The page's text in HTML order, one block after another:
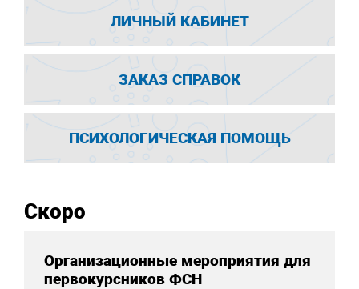
ЛИЧНЫЙ КАБИНЕТ
ЗАКАЗ СПРАВОК
ПСИХОЛОГИЧЕСКАЯ ПОМОЩЬ
Скоро
Организационные мероприятия для
первокурсников ФСН